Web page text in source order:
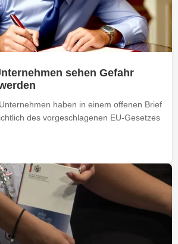
sehen Gefahr
haben in einem offenen Brief
des vorgeschlagenen EU-Gesetzes